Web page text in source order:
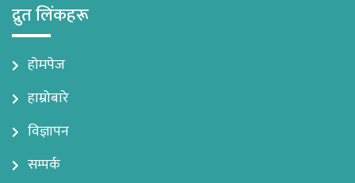
द्रुत लिंकहरू
होमपेज
हाम्रोबारे
विज्ञापन
सम्पर्क